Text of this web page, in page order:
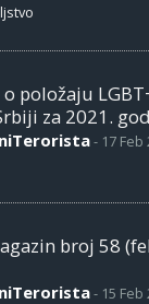
položaju
za 2021.
- 17 Feb
broj 58
- 15 Feb